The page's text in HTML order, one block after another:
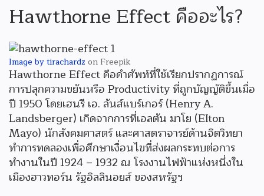
Hawthorne Effect คืออะไร?
Image by tirachardz on Freepik
Hawthorne Effect คือคำศัพท์ที่ใช้เรียกปรากฏการณ์
การปลุกความขยันหรือ Productivity ที่ถูกบัญญัติขึ้นเมื่อ
ปี 1950 โดยเฮนรี เอ. ลันส์แบร์เกอร์ (Henry A.
Landsberger) เกิดจากการที่เอลตัน มาโย (EIton
Mayo) นักสังคมศาสตร์ และศาสตราจารย์ด้านจิตวิทยา
ทำการทดลองเพื่อศึกษาเงื่อนไขที่ส่งผลกระทบต่อการ
ทำงานในปี 1924 – 1932 ณ โรงงานไฟฟ้าแห่งหนึ่งใน
เมืองฮาวทอร์น รัฐอิลลินอยส์ ของสหรัฐฯ